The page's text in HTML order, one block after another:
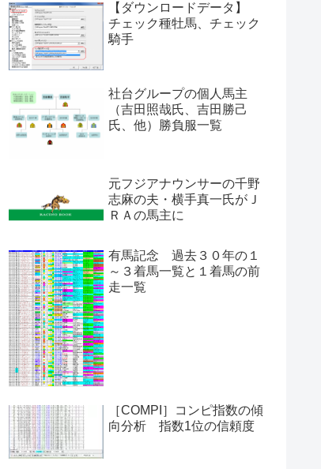
【ダウンロードデータ】
チェック種牡馬、チェック
騎手
社台グループの個人馬主
（吉田照哉氏、吉田勝己
氏、他）勝負服一覧
元フジアナウンサーの千野
志麻の夫・横手真一氏がＪ
ＲＡの馬主に
有馬記念 過去３０年の１
～３着馬一覧と１着馬の前
走一覧
［COMPI］コンピ指数の傾
向分析 指数1位の信頼度